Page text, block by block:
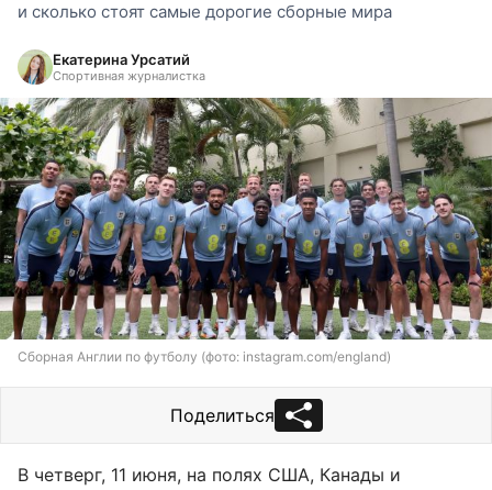
и сколько стоят самые дорогие сборные мира
Екатерина Урсатий
Спортивная журналистка
Сборная Англии по футболу (фото: instagram.com/england)
Поделиться
В четверг, 11 июня, на полях США, Канады и